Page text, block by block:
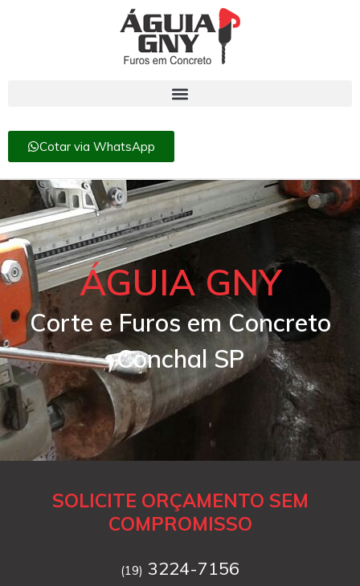
Cotar via WhatsApp
ÁGUIA GNY
Corte e Furos em Concreto
Conchal SP
SOLICITE ORÇAMENTO SEM
COMPROMISSO
(19) 3224-7156